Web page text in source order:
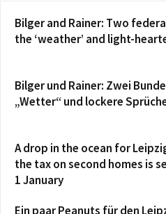
Bilger and Rainer: Two
the ‘weather’ and light-
Bilger und Rainer: Zwei
„Wetter“ und lockere
A drop in the ocean for
the tax on second homes is
1 January
Ein paar Peanuts für den